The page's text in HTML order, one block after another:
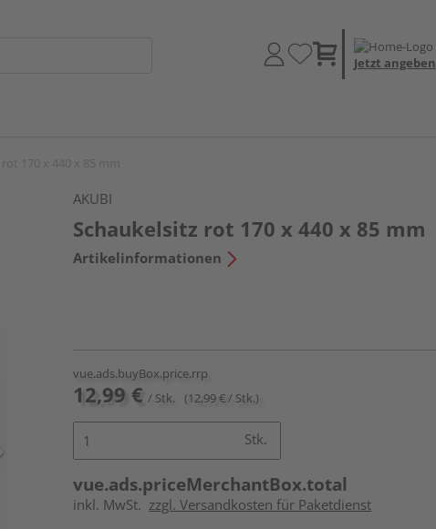
Jetzt angeben
AKUBI
Schaukelsitz rot 170 x 440 x 85 mm
Artikelinformationen
vue.ads.buyBox.price.rrp
12,99 € / Stk. (12,99 € / Stk.)
Stk.
vue.ads.priceMerchantBox.total
inkl. MwSt. zzgl. Versandkosten für Paketdienst